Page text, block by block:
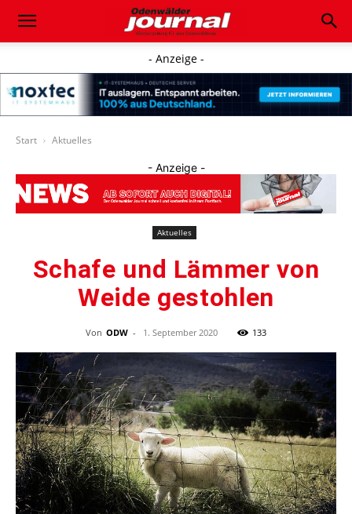
- Anzeige -
Start Aktuelles
- Anzeige -
Aktuelles
Schafe und Lämmer von
Weide gestohlen
Von ODW - 1. September 2020 133